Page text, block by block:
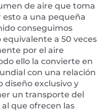
de aire que toma
esto a una pequeña
conseguimos
a 50 veces
por el aire
ello la convierte en
con una relación
diseño exclusivo y
un transporte del
que ofrecen las